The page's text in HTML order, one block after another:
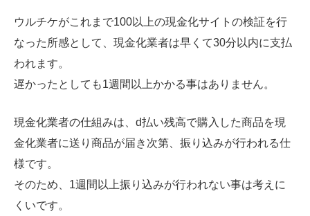
ウルチケがこれまで100以上の現金化サイトの検証を行
なった所感として、現金化業者は早くて30分以内に支払
われます。
遅かったとしても1週間以上かかる事はありません。
現金化業者の仕組みは、d払い残高で購入した商品を現
金化業者に送り商品が届き次第、振り込みが行われる仕
様です。
そのため、1週間以上振り込みが行われない事は考えに
くいです。